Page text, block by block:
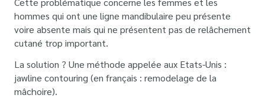
hommes qui ont une ligne mandibulaire peu présente
voire absente mais qui ne présentent pas de relâchement
cutané trop important.
La solution ? Une méthode appelée aux Etats-Unis :
jawline contouring (en français : remodelage de la
mâchoire).